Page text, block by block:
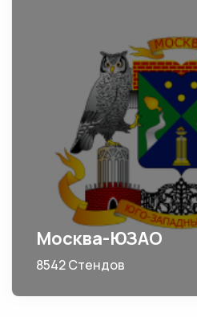
Москва-ЮЗАО
8542 Стендов